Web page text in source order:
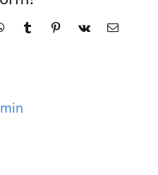
TumblrPinterest
Vk
電